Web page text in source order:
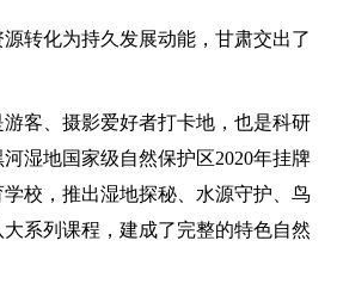
化为持久发展动能，甘肃交出了
、摄影爱好者打卡地，也是科研
湿地国家级自然保护区2020年挂牌
校，推出湿地探秘、水源守护、鸟
系列课程，建成了完整的特色自然